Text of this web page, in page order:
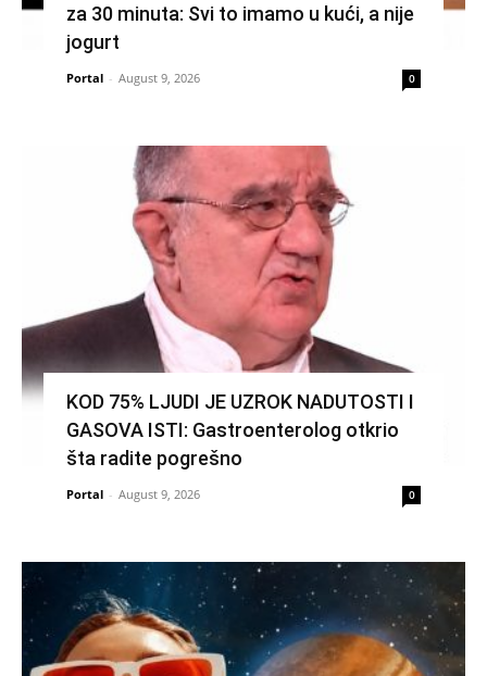
za 30 minuta: Svi to imamo u kući, a nije
jogurt
Portal - August 9, 2026 0
KOD 75% LJUDI JE UZROK NADUTOSTI I
GASOVA ISTI: Gastroenterolog otkrio
šta radite pogrešno
Portal - August 9, 2026 0